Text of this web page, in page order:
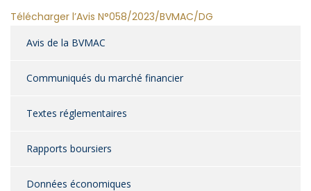
Télécharger l’Avis N°058/2023/BVMAC/DG
Avis de la BVMAC
Communiqués du marché financier
Textes réglementaires
Rapports boursiers
Données économiques